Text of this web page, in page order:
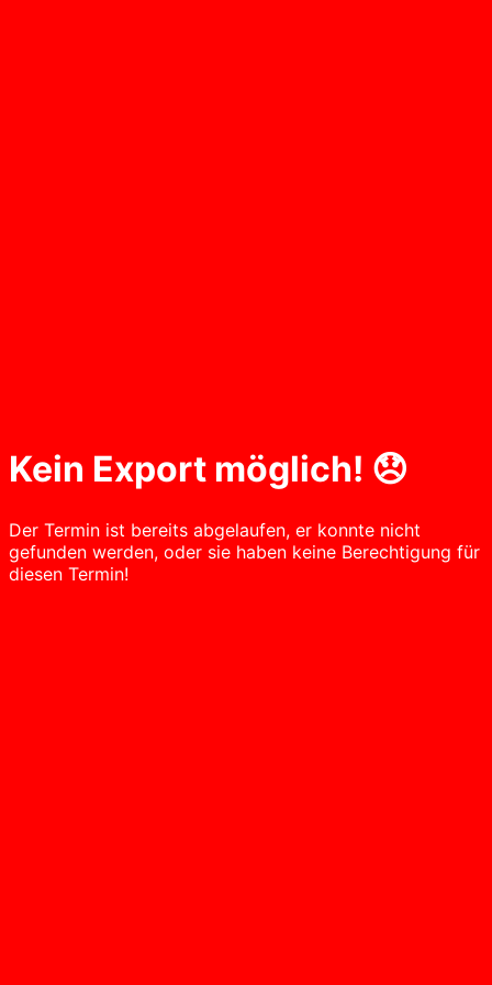
Kein Export möglich! 😞
Der Termin ist bereits abgelaufen, er konnte nicht
gefunden werden, oder sie haben keine Berechtigung für
diesen Termin!